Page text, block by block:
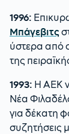
1996:
Μπάγεβιτς
ύστερα από
της
1993: Η ΑΕΚ
Νέα
για δέκατη
συζητήσεις